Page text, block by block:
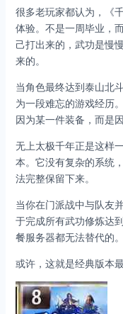
很多老玩家都认为，《
体验。不是一周毕业，
己打出来的，武功是慢
来的。
当角色最终达到泰山北
为一段难忘的游戏经历
因为某一件装备，而是
无上太极千年正是这样
本。它没有复杂的系统
法完整保留下来。
当你在门派战中与队友
于完成所有武功修炼达
餐服务器都无法替代的。
或许，这就是经典版本最